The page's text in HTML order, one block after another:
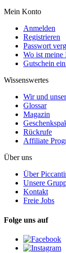
Mein Konto
Anmelden
Registrieren
Passwort
Wo ist meine
Gutschein
Wissenswertes
Wir und
Glossar
Magazin
Rückrufe
Affiliate
Über uns
Über
Unsere
Kontakt
Freie Jobs
Folge uns auf